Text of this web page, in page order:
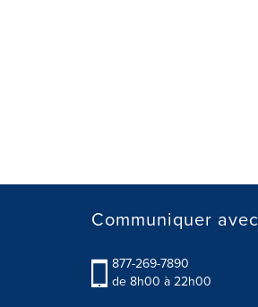
Communiquer
877-269-7890
de 8h00 à 22h00